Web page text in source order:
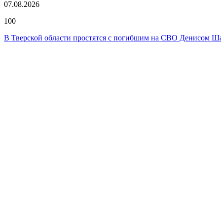
07.08.2026
100
В Тверской области простятся с погибшим на СВО Денисом